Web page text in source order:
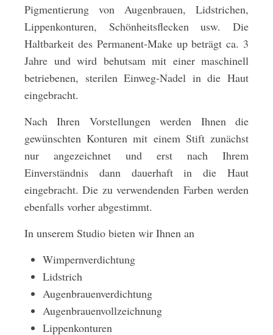
Pigmentierung von Augenbrauen, Lidstrichen,
Lippenkonturen, Schönheitsflecken usw. Die
Haltbarkeit des Permanent-Make up beträgt ca. 3
Jahre und wird behutsam mit einer maschinell
betriebenen, sterilen Einweg-Nadel in die Haut
eingebracht.
Nach Ihren Vorstellungen werden Ihnen die
gewünschten Konturen mit einem Stift zunächst
nur angezeichnet und erst nach Ihrem
Einverständnis dann dauerhaft in die Haut
eingebracht. Die zu verwendenden Farben werden
ebenfalls vorher abgestimmt.
In unserem Studio bieten wir Ihnen an
Wimpernverdichtung
Lidstrich
Augenbrauenverdichtung
Augenbrauenvollzeichnung
Lippenkonturen